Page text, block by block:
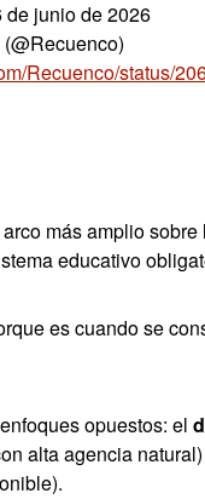
de junio de 2026
Recuenco/status/
más amplio
educativo
es cuando se
opuestos: el
alta agencia